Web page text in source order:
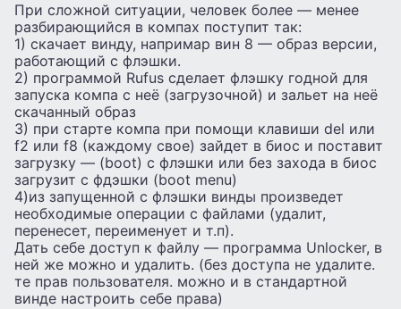
При сложной ситуации, человек более — менее
разбирающийся в компах поступит так:
1) скачает винду, напримар вин 8 — образ версии,
работающий с флэшки.
2) программой Rufus сделает флэшку годной для
запуска компа с неё (загрузочной) и зальет на неё
скачанный образ
3) при старте компа при помощи клавиши del или
f2 или f8 (каждому свое) зайдет в биос и поставит
загрузку — (boot) с флэшки или без захода в биос
загрузит с фдэшки (boot menu)
4)из запущенной с флэшки винды произведет
необходимые операции с файлами (удалит,
перенесет, переименует и т.п).
Дать себе доступ к файлу — программа Unlocker, в
ней же можно и удалить. (без доступа не удалите.
те прав пользователя. можно и в стандартной
винде настроить себе права)